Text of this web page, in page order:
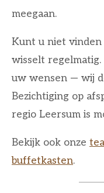
meegaan.
Kunt u niet vinden
wisselt
uw wensen — wij
Bezichtiging op
regio Leersum is
Bekijk ook onze
buffetkasten.